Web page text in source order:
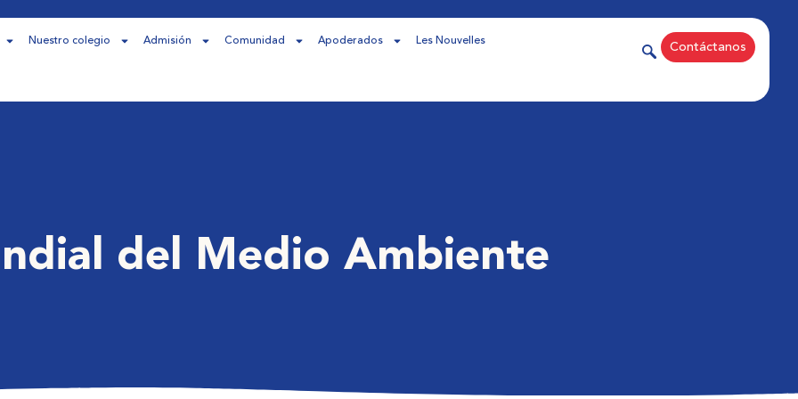
Nuestro colegio Admisión Comunidad Apoderados Les Nouvelles Contáctanos
del Medio Ambiente